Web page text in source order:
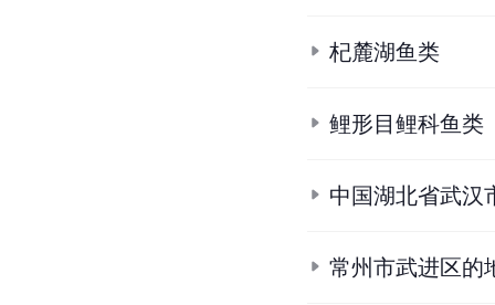
杞麓湖鱼类
鲤形目鲤科鱼类
中国湖北省武汉
常州市武进区的